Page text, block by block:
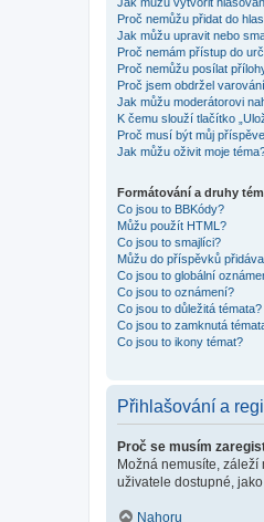
Proč nemůžu přidat do
Jak můžu upravit nebo
Proč nemám přístup do
Proč nemůžu posílat
Proč jsem obdržel
Jak můžu moderátorovi
K čemu slouží tlačítko
Proč musí být můj
Jak můžu oživit moje
Formátování a druhy
Co jsou to BBKódy?
Můžu použít HTML?
Co jsou to smajlíci?
Můžu do příspěvků
Co jsou to globální
Co jsou to oznámení?
Co jsou to důležitá témata?
Co jsou to zamknutá
Co jsou to ikony témat?
Přihlašování a
Proč se musím
Možná nemusíte,
uživatele dostupné,
Nahoru